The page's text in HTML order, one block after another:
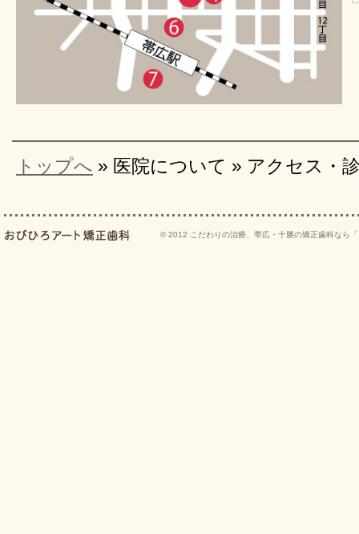
トップへ » 医院について » アクセス・
© 2012 こだわりの治療、帯広・十勝の矯正歯科なら